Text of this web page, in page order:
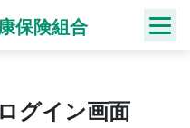
保険組合
グイン画面